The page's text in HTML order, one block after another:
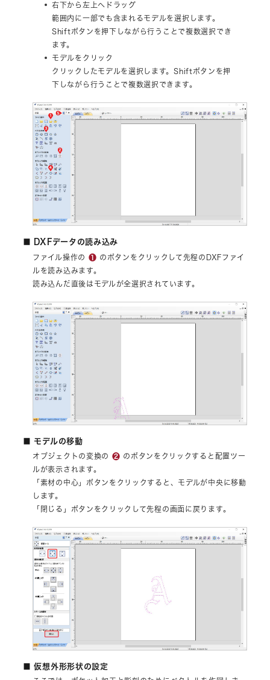
右下から左上へドラッグ
範囲内に一部でも含まれるモデルを選択します。
Shiftボタンを押下しながら行うことで複数選択でき
ます。
モデルをクリック
クリックしたモデルを選択します。Shiftボタンを押
下しながら行うことで複数選択できます。
■ DXFデータの読み込み
ファイル操作の ❶ のボタンをクリックして先程のDXFファイ
ルを読み込みます。
読み込んだ直後はモデルが全選択されています。
■ モデルの移動
オブジェクトの変換の ❷ のボタンをクリックすると配置ツー
ルが表示されます。
「素材の中心」ボタンをクリックすると、モデルが中央に移動
します。
「閉じる」ボタンをクリックして先程の画面に戻ります。
■ 仮想外形形状の設定